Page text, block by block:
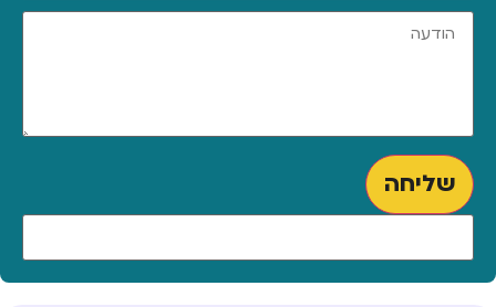
שליחה